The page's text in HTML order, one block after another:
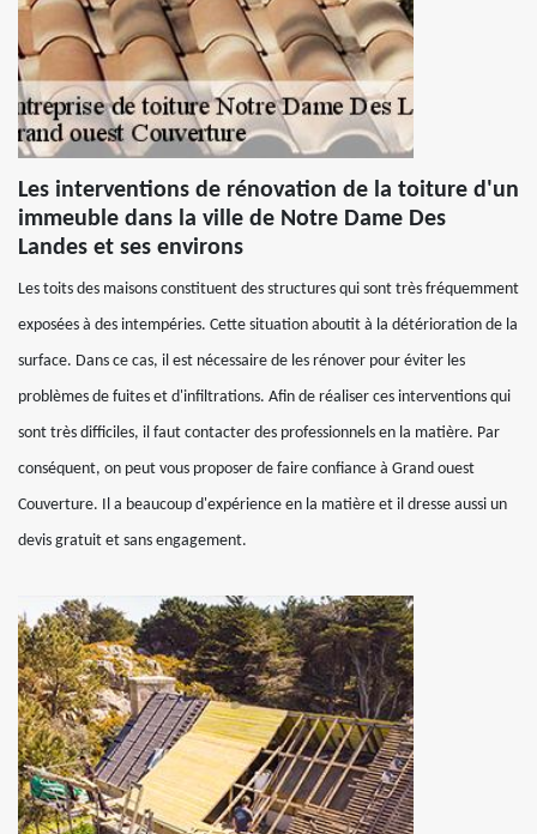
Les interventions de rénovation de la toiture d'un
immeuble dans la ville de Notre Dame Des
Landes et ses environs
Les toits des maisons constituent des structures qui sont très fréquemment
exposées à des intempéries. Cette situation aboutit à la détérioration de la
surface. Dans ce cas, il est nécessaire de les rénover pour éviter les
problèmes de fuites et d'infiltrations. Afin de réaliser ces interventions qui
sont très difficiles, il faut contacter des professionnels en la matière. Par
conséquent, on peut vous proposer de faire confiance à Grand ouest
Couverture. Il a beaucoup d'expérience en la matière et il dresse aussi un
devis gratuit et sans engagement.